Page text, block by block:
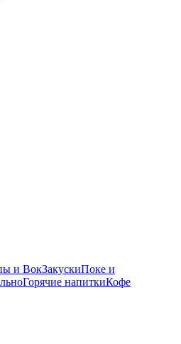
и ВокЗакускиПоке и
Горячие напиткиКофе